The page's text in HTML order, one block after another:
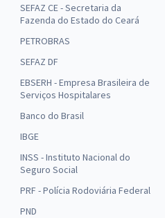
SEFAZ CE - Secretaria da
Fazenda do Estado do Ceará
PETROBRAS
SEFAZ DF
EBSERH - Empresa Brasileira de
Serviços Hospitalares
Banco do Brasil
IBGE
INSS - Instituto Nacional do
Seguro Social
PRF - Polícia Rodoviária Federal
PND